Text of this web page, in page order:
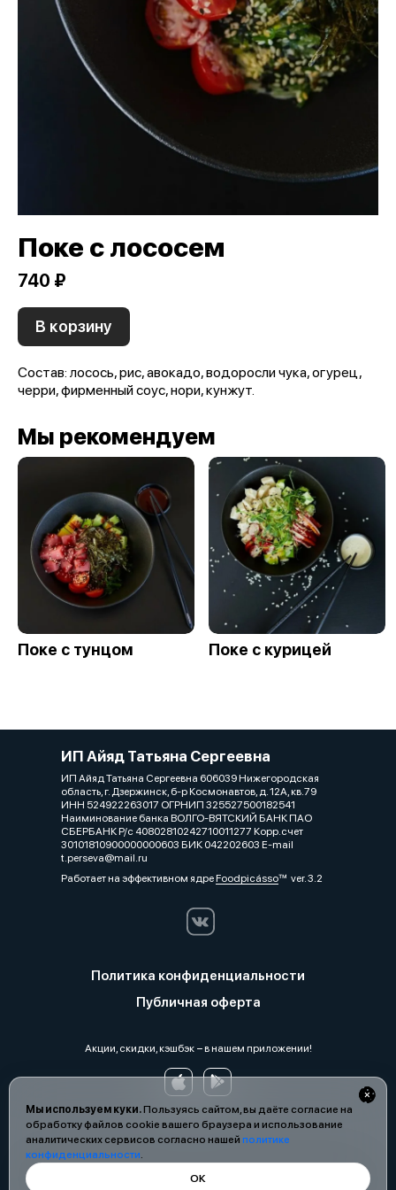
Мы используем куки.Пользуясь сайтом, вы даёте согласие на
обработку файлов cookie вашего браузера и использование
аналитических сервисов согласно нашей политике
конфиденциальности.
ОК
Поке с лососем
740 ₽
В корзину
Состав: лосось, рис, авокадо, водоросли чука, огурец,
черри, фирменный соус, нори, кунжут.
Мы рекомендуем
Поке с тунцом Поке с курицей
ИП Айяд Татьяна Сергеевна
ИП Айяд Татьяна Сергеевна 606039 Нижегородская
область, г. Дзержинск, б-р Космонавтов, д. 12А, кв.79
ИНН 524922263017 ОГРНИП 325527500182541
Наиминование банка ВОЛГО-ВЯТСКИЙ БАНК ПАО
СБЕРБАНК Р/с 40802810242710011277 Корр.счет
30101810900000000603 БИК 042202603 E-mail
t.perseva@mail.ru
Работает на эффективном ядреFoodpicássover. 3.2
Политика конфиденциальности
Публичная оферта
Акции, скидки, кэшбэк − в нашем приложении!